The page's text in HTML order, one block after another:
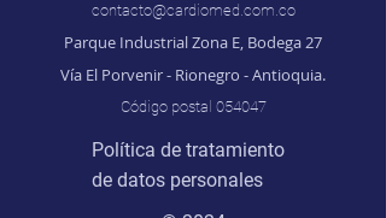
contacto@cardiomed.com.co
Parque Industrial Zona E, Bodega 27
Vía El Porvenir - Rionegro - Antioquia.
Código postal 054047
Política de tratamiento
de datos personales